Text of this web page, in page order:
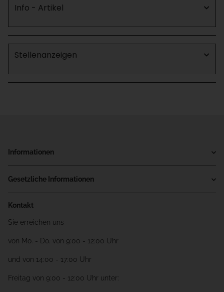
Info - Artikel
Stellenanzeigen
Informationen
Gesetzliche Informationen
Kontakt
Sie erreichen uns
von Mo. - Do. von 9:00 - 12:00 Uhr
und von 14:00 - 17:00 Uhr
Freitag von 9:00 - 12:00 Uhr unter: